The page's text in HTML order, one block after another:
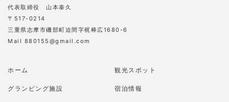
代表取締役 山本泰久
〒517-0214
三重県志摩市磯部町迫間字梶棒広1680-6
Mail 880155@gmail.com
ホーム 観光スポット
グランピング施設 宿泊情報